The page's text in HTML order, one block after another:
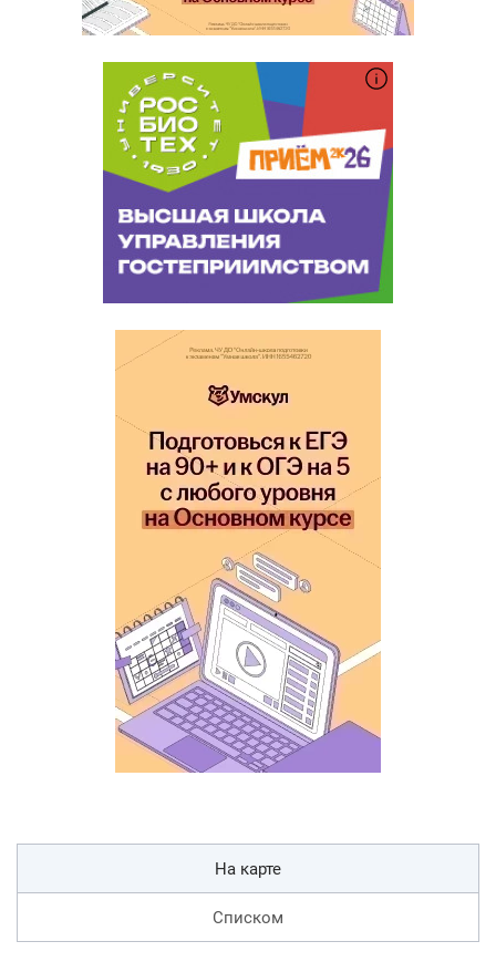
На карте
Списком